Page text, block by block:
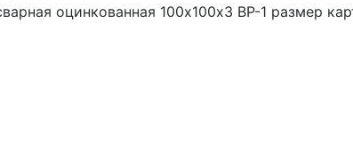
оцинкованная 100х100х3 ВР-1 размер